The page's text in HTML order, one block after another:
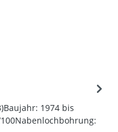
1974 bis